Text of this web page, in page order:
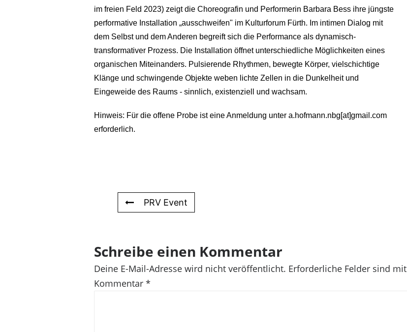
im freien Feld 2023) zeigt die Choreografin und Performerin Barbara Bess ihre jüngste
performative Installation „ausschweifen" im Kulturforum Fürth. Im intimen Dialog mit
dem Selbst und dem Anderen begreift sich die Performance als dynamisch-
transformativer Prozess. Die Installation öffnet unterschiedliche Möglichkeiten eines
organischen Miteinanders. Pulsierende Rhythmen, bewegte Körper, vielschichtige
Klänge und schwingende Objekte weben lichte Zellen in die Dunkelheit und
Eingeweide des Raums - sinnlich, existenziell und wachsam.
Hinweis: Für die offene Probe ist eine Anmeldung unter a.hofmann.nbg[at]gmail.com
erforderlich.
PRV Event
Schreibe einen Kommentar
Deine E-Mail-Adresse wird nicht veröffentlicht. Erforderliche Felder sind mit
Kommentar *